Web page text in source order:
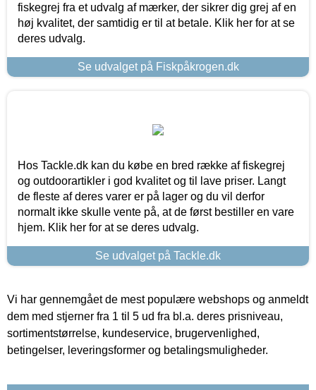
fiskegrej fra et udvalg af mærker, der sikrer dig grej af en
høj kvalitet, der samtidig er til at betale. Klik her for at se
deres udvalg.
Se udvalget på Fiskpåkrogen.dk
Hos Tackle.dk kan du købe en bred række af fiskegrej
og outdoorartikler i god kvalitet og til lave priser. Langt
de fleste af deres varer er på lager og du vil derfor
normalt ikke skulle vente på, at de først bestiller en vare
hjem. Klik her for at se deres udvalg.
Se udvalget på Tackle.dk
Vi har gennemgået de mest populære webshops og anmeldt
dem med stjerner fra 1 til 5 ud fra bl.a. deres prisniveau,
sortimentstørrelse, kundeservice, brugervenlighed,
betingelser, leveringsformer og betalingsmuligheder.